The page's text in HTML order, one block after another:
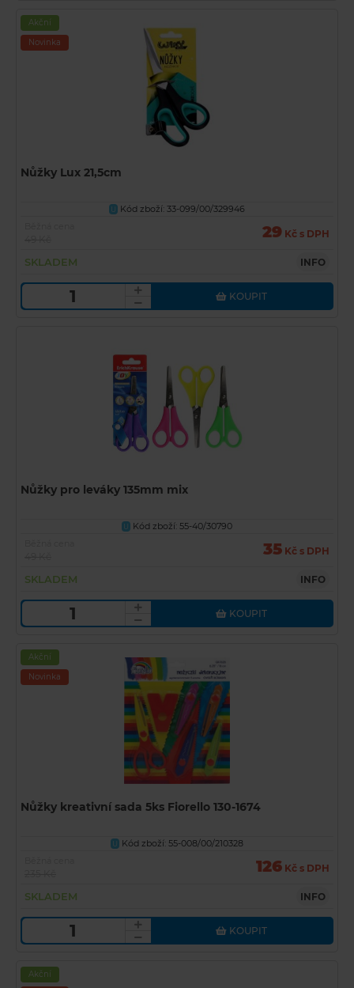
Akční
Novinka
Nůžky Lux 21,5cm
U
Kód zboží: 33-099/00/329946
29 Kč s DPH
SKLADEM INFO
KOUPIT
Nůžky pro leváky 135mm mix
U
Kód zboží: 55-40/30790
35 Kč s DPH
SKLADEM INFO
KOUPIT
Akční
Novinka
Nůžky kreativní sada 5ks Fiorello 130-1674
U
Kód zboží: 55-008/00/210328
126 Kč s DPH
SKLADEM INFO
KOUPIT
Akční